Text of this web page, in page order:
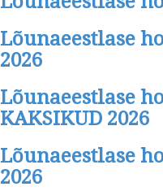
Lõunaeestlase
2026
Lõunaeestlase
KAKSIKUD 2026
Lõunaeestlase
2026